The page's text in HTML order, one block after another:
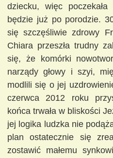
dziecku, więc
będzie już po porodzie.
się szczęśliwie zdrowy
Chiara przeszła trudny
się, że komórki
narządy głowy i szyi,
modlili się o jej
czerwca 2012 roku
końca trwała w bliskości
jej logika ludzka nie
plan ostatecznie się
zostawić małemu